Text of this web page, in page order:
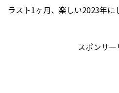
ラスト1ヶ月、楽しい2023年に
スポンサー